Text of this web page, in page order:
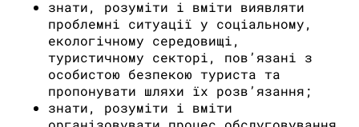
знати, розуміти і вміти виявляти
проблемні ситуації у соціальному,
екологічному середовищі,
туристичному секторі, пов’язані з
особистою безпекою туриста та
пропонувати шляхи їх розв’язання;
знати, розуміти і вміти